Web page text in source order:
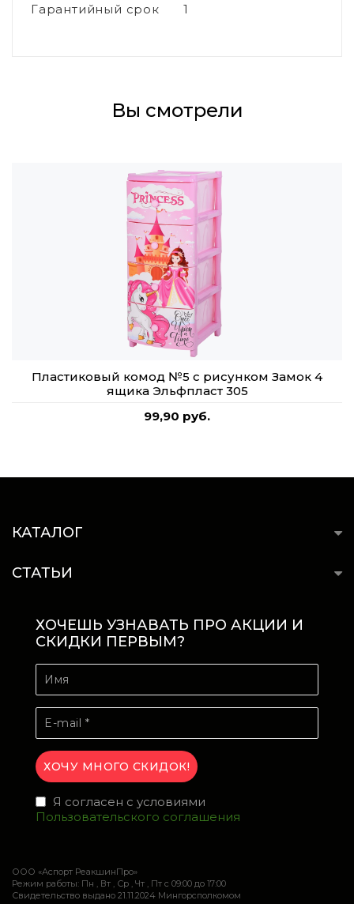
Гарантийный срок 1
Вы смотрели
Пластиковый комод №5 с рисунком Замок 4
ящика Эльфпласт 305
99,90 руб.
КАТАЛОГ
СТАТЬИ
ХОЧЕШЬ УЗНАВАТЬ ПРО АКЦИИ И
СКИДКИ ПЕРВЫМ?
Я согласен с условиями
Пользовательского соглашения
ООО «Аспорт РеакшинПро»
Режим работы: Пн , Вт , Ср , Чт , Пт c 09:00 до 17:00
Свидетельство выдано 21.11.2024 Мингорсполкомом